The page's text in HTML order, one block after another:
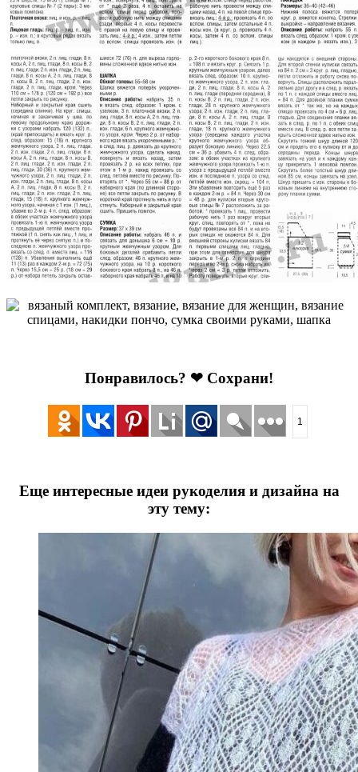
Понравилось? ❤ Сохрани!
1
Еще интересные идеи рукоделия и дизайна на
эту тему: